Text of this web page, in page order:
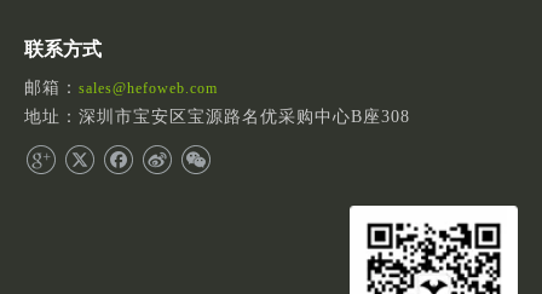
联系方式
邮箱： sales@hefoweb.com
地址：深圳市宝安区宝源路名优采购中心B座308